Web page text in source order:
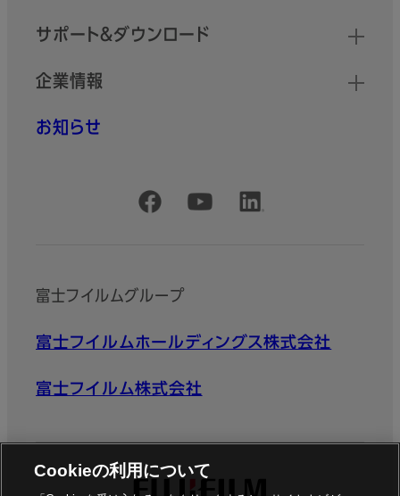
サポート＆ダウンロード
企業情報
お知らせ
公式SNSアカウント
富士フイルムグループ
富士フイルムホールディングス株式会社
富士フイルム株式会社
Cookieの利用について